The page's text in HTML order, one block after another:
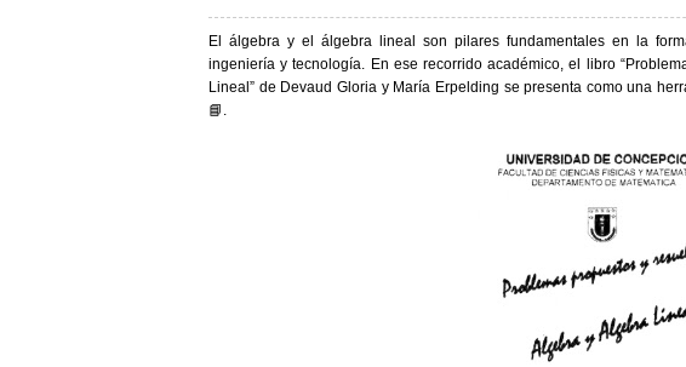
El álgebra y el álgebra lineal
son pilares fundamentales en la
ingeniería y tecnología. En ese recorrido académico, el libro
Lineal” de Devaud Gloriay María Erpelding se presenta como una
📘.